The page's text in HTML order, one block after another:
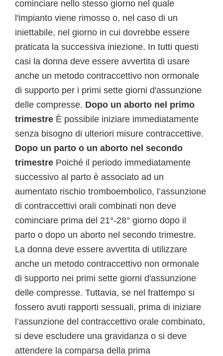
cominciare nello stesso giorno nel quale
l'impianto viene rimosso o, nel caso di un
iniettabile, nel giorno in cui dovrebbe essere
praticata la successiva iniezione. In tutti questi
casi la donna deve essere avvertita di usare
anche un metodo contraccettivo non ormonale
di supporto per i primi sette giorni d'assunzione
delle compresse. Dopo un aborto nel primo
trimestre È possibile iniziare immediatamente
senza bisogno di ulteriori misure contraccettive.
Dopo un parto o un aborto nel secondo
trimestre Poiché il periodo immediatamente
successivo al parto è associato ad un
aumentato rischio tromboembolico, l’assunzione
di contraccettivi orali combinati non deve
cominciare prima del 21°-28° giorno dopo il
parto o dopo un aborto nel secondo trimestre.
La donna deve essere avvertita di utilizzare
anche un metodo contraccettivo non ormonale
di supporto nei primi sette giorni d'assunzione
delle compresse. Tuttavia, se nel frattempo si
fossero avuti rapporti sessuali, prima di iniziare
l’assunzione del contraccettivo orale combinato,
si deve escludere una gravidanza o si deve
attendere la comparsa della prima